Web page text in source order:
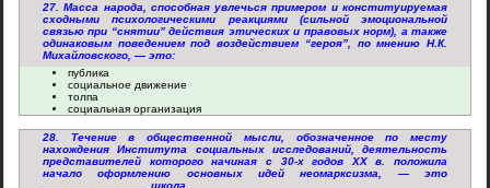
27. Масса народа, способная увлечься примером и конституируемая
сходными психологическими реакциями (сильной эмоциональной
связью при “снятии” действия этических и правовых норм), а также
одинаковым поведением под воздействием “героя”, по мнению Н.К.
Михайловского, — это:
публика
социальное движение
толпа
социальная организация
28. Течение в общественной мысли, обозначенное по месту
нахождения Института социальных исследований, деятельность
представителей которого начиная с 30-х годов XX в. положила
начало оформлению основных идей неомарксизма, — это
________________ школа.